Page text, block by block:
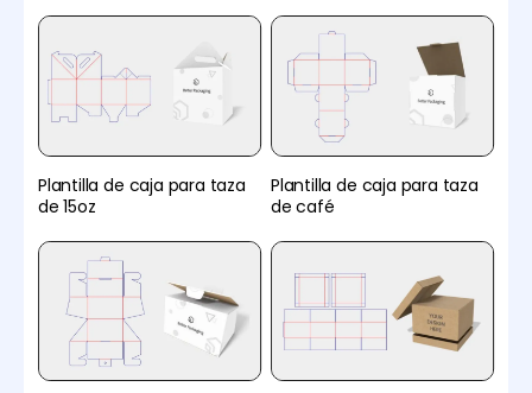
Plantilla de caja para taza
de 15oz
Plantilla de caja para taza
de café